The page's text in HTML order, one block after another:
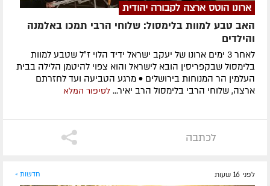
ארונו הוטס ארצה לקבורה יהודית
האב טבע למוות בלימסול: שלוחי הרבי תמכו באלמנה
והילדים
לאחר 3 ימים ארונו של יעקב ישראל ידיד הלוי ז״ל שטבע למוות
בלימסול שבקפריסין הובא לישראל והוא צפוי להיטמן הלילה בבית
העלמין הר המנוחות בירושלים • מרגע הטביעה ועד לחזרתם
ארצה, שלוחי הרבי בלימסול הרב יאיר... לסיפור המלא
לכתבה
לפני 16 שעות חדשות »